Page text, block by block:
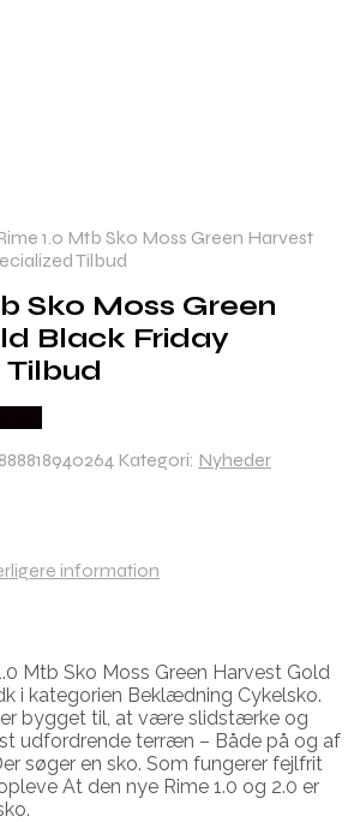
1.0 Mtb Sko Moss Green Harvest
Tilbud
Sko Moss Green
Black Friday
Tilbud
888818940264 Kategori: Nyheder
information
Mtb Sko Moss Green Harvest Gold
i kategorien Beklædning Cykelsko.
er bygget til, at være slidstærke og
udfordrende terræn – Både på og af
søger en sko. Som fungerer fejlfrit
At den nye Rime 1.0 og 2.0 er